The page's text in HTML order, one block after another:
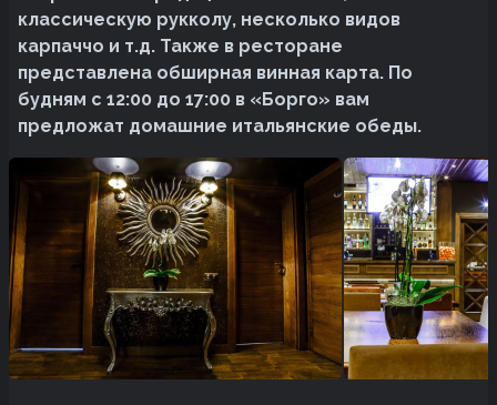
классическую рукколу, несколько видов
карпаччо и т.д. Также в ресторане
представлена обширная винная карта. По
будням с 12:00 до 17:00 в «Борго» вам
предложат домашние итальянские обеды.